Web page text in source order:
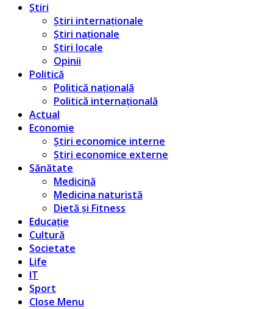
Știri
Știri internaționale
Știri naționale
Știri locale
Opinii
Politică
Politică națională
Politică internațională
Actual
Economie
Știri economice interne
Știri economice externe
Sănătate
Medicină
Medicina naturistă
Dietă și Fitness
Educație
Cultură
Societate
Life
IT
Sport
Close Menu